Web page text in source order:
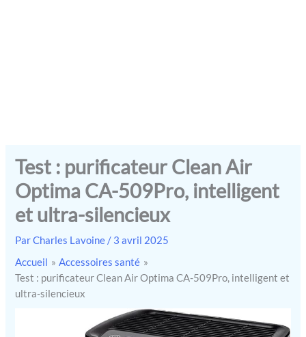
Test : purificateur Clean Air
Optima CA-509Pro, intelligent
et ultra-silencieux
ParCharles Lavoine / 3 avril 2025
Accueil
Accessoires santé
Test : purificateur Clean Air Optima CA-509Pro, intelligent et
ultra-silencieux